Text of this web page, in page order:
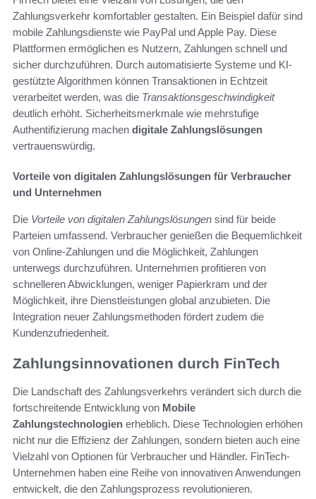
Zahlungsverkehr komfortabler gestalten. Ein Beispiel dafür sind
mobile Zahlungsdienste wie PayPal und Apple Pay. Diese
Plattformen ermöglichen es Nutzern, Zahlungen schnell und
sicher durchzuführen. Durch automatisierte Systeme und KI-
gestützte Algorithmen können Transaktionen in Echtzeit
verarbeitet werden, was die Transaktionsgeschwindigkeit
deutlich erhöht. Sicherheitsmerkmale wie mehrstufige
Authentifizierung machen digitale Zahlungslösungen
vertrauenswürdig.
Vorteile von digitalen Zahlungslösungen für Verbraucher
und Unternehmen
Die Vorteile von digitalen Zahlungslösungen sind für beide
Parteien umfassend. Verbraucher genießen die Bequemlichkeit
von Online-Zahlungen und die Möglichkeit, Zahlungen
unterwegs durchzuführen. Unternehmen profitieren von
schnelleren Abwicklungen, weniger Papierkram und der
Möglichkeit, ihre Dienstleistungen global anzubieten. Die
Integration neuer Zahlungsmethoden fördert zudem die
Kundenzufriedenheit.
Zahlungsinnovationen durch FinTech
Die Landschaft des Zahlungsverkehrs verändert sich durch die
fortschreitende Entwicklung von Mobile
Zahlungstechnologien erheblich. Diese Technologien erhöhen
nicht nur die Effizienz der Zahlungen, sondern bieten auch eine
Vielzahl von Optionen für Verbraucher und Händler. FinTech-
Unternehmen haben eine Reihe von innovativen Anwendungen
entwickelt, die den Zahlungsprozess revolutionieren.